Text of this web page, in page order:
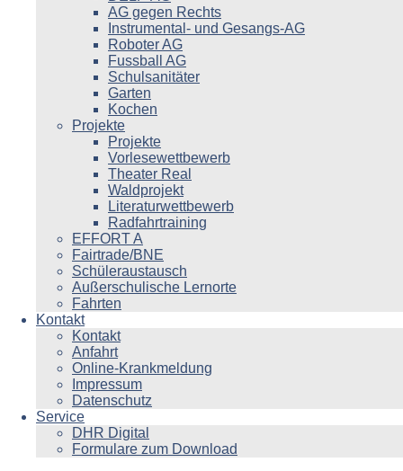
AG gegen Rechts
Instrumental- und Gesangs-AG
Roboter AG
Fussball AG
Schulsanitäter
Garten
Kochen
Projekte
Projekte
Vorlesewettbewerb
Theater Real
Waldprojekt
Literaturwettbewerb
Radfahrtraining
EFFORT A
Fairtrade/BNE
Schüleraustausch
Außerschulische Lernorte
Fahrten
Kontakt
Kontakt
Anfahrt
Online-Krankmeldung
Impressum
Datenschutz
Service
DHR Digital
Formulare zum Download